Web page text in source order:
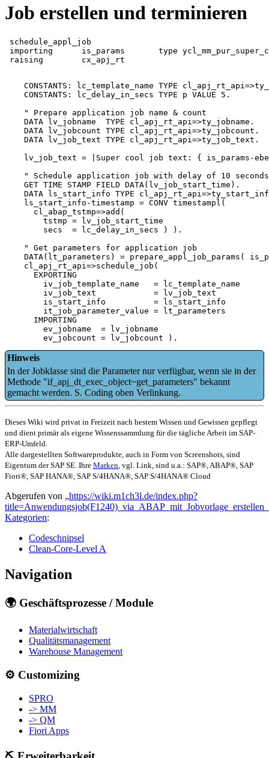
Job erstellen und terminieren
schedule_appl_job
importing	is_params	type ycl_mm_pur_super_cool_class_here=>ty_inp_params
raising	cx_apj_rt
CONSTANTS: lc_template_name TYPE
    CONSTANTS: lc_delay_in_secs TYPE p VALUE 5.
    " Prepare application job name & count
    DATA lv_jobname  TYPE cl_apj_rt_api=>ty_jobname.
    DATA lv_jobcount TYPE cl_apj_rt_api=>ty_jobcount.
    DATA lv_job_text TYPE cl_apj_rt_api=>ty_job_text.
lv_job_text = |Super cool job text: { is_params-
    " Schedule application job with delay of 10 seconds
    GET TIME STAMP FIELD DATA(lv_job_start_time).
DATA ls_start_info TYPE
    ls_start_info-timestamp = CONV timestampl(
      cl_abap_tstmp=>add(
        tstmp = lv_job_start_time
        secs  = lc_delay_in_secs ) ).
    " Get parameters for application job
DATA(lt_parameters) = prepare_appl_job_params(
    cl_apj_rt_api=>schedule_job(
      EXPORTING
        iv_job_template_name   = lc_template_name
        iv_job_text            = lv_job_text
        is_start_info          = ls_start_info
        it_job_parameter_value = lt_parameters
      IMPORTING
        ev_jobname  = lv_jobname
        ev_jobcount = lv_jobcount ).
Hinweis
In der Jobklasse sind die Parameter nur verfügbar, wenn sie in der
Methode "if_apj_dt_exec_object~get_parameters" bekannt
gemacht werden. S. Coding oben Verlinkung.
Dieses Wiki wird privat in Freizeit nach bestem Wissen und Gewissen gepflegt
und dient primär als eigene Wissenssammlung für die tägliche Arbeit im SAP-
ERP-Umfeld.
Alle dargestellten Softwareprodukte, auch in Form von Screenshots, sind
Eigentum der SAP SE. Ihre Marken , vgl. Link, sind u.a.: SAP®, ABAP®, SAP
Fiori®, SAP HANA®, SAP S/4HANA®, SAP S/4HANA® Cloud
Abgerufen von „https://wiki.m1ch3l.de/index.php?
Kategorien:
Codeschnipsel
Clean-Core-Level A
Navigation
🌍 Geschäftsprozesse / Module
Materialwirtschaft
Qualitätsmanagement
Warehouse Management
⚙️ Customizing
SPRO
-> MM
-> QM
Fiori Apps